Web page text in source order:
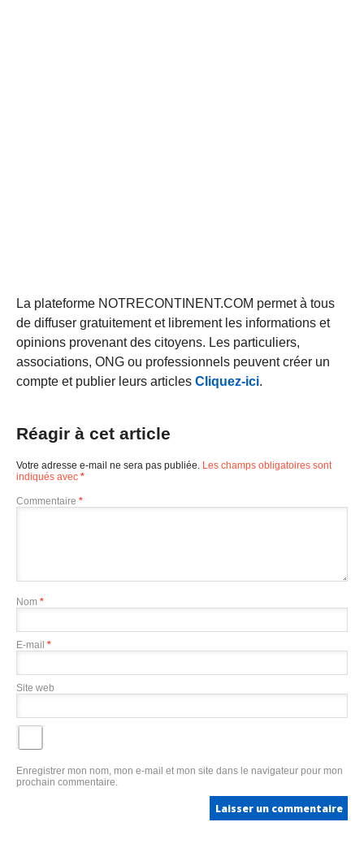
La plateforme NOTRECONTINENT.COM permet à tous
de diffuser gratuitement et librement les informations et
opinions provenant des citoyens. Les particuliers,
associations, ONG ou professionnels peuvent créer un
compte et publier leurs articles Cliquez-ici.
Réagir à cet article
Votre adresse e-mail ne sera pas publiée. Les champs obligatoires sont
indiqués avec *
Commentaire *
Nom *
E-mail *
Site web
Enregistrer mon nom, mon e-mail et mon site dans le navigateur pour mon
prochain commentaire.